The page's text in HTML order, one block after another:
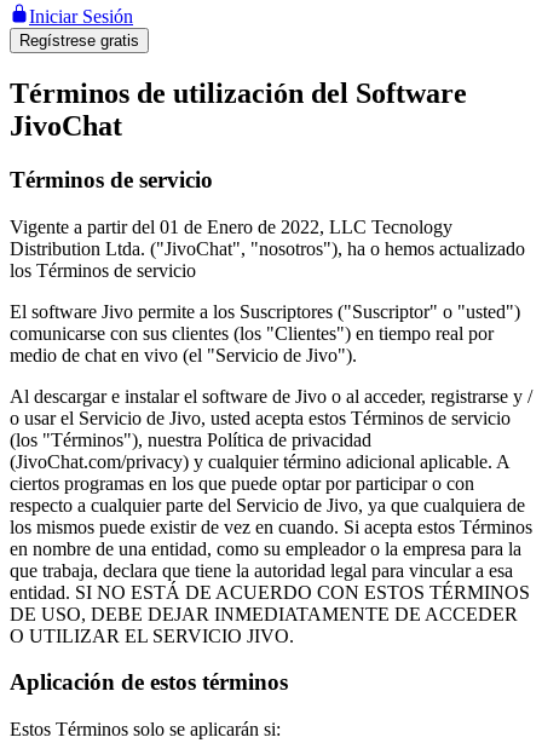
Iniciar Sesión
Regístrese gratis
Términos de utilización del Software
JivoChat
Términos de servicio
Vigente a partir del 01 de Enero de 2022, LLC Tecnology
Distribution Ltda. ("JivoChat", "nosotros"), ha o hemos actualizado
los Términos de servicio
El software Jivo permite a los Suscriptores ("Suscriptor" o "usted")
comunicarse con sus clientes (los "Clientes") en tiempo real por
medio de chat en vivo (el "Servicio de Jivo").
Al descargar e instalar el software de Jivo o al acceder, registrarse y /
o usar el Servicio de Jivo, usted acepta estos Términos de servicio
(los "Términos"), nuestra Política de privacidad
(JivoChat.com/privacy) y cualquier término adicional aplicable. A
ciertos programas en los que puede optar por participar o con
respecto a cualquier parte del Servicio de Jivo, ya que cualquiera de
los mismos puede existir de vez en cuando. Si acepta estos Términos
en nombre de una entidad, como su empleador o la empresa para la
que trabaja, declara que tiene la autoridad legal para vincular a esa
entidad. SI NO ESTÁ DE ACUERDO CON ESTOS TÉRMINOS
DE USO, DEBE DEJAR INMEDIATAMENTE DE ACCEDER
O UTILIZAR EL SERVICIO JIVO.
Aplicación de estos términos
Estos Términos solo se aplicarán si: